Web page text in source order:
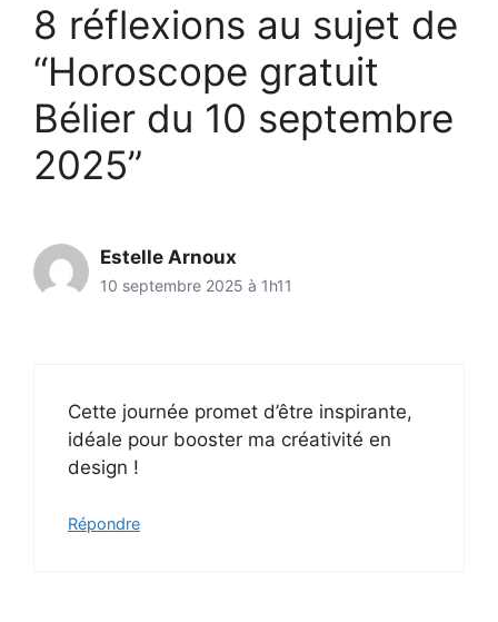
8 réflexions au sujet de
“Horoscope gratuit
Bélier du 10 septembre
2025”
Estelle Arnoux
10 septembre 2025 à 1h11
Cette journée promet d’être inspirante,
idéale pour booster ma créativité en
design !
Répondre